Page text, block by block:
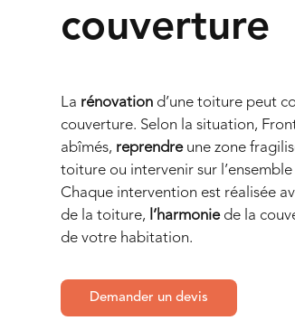
couverture
La rénovation d’une toiture peut
couverture. Selon la situation,
abîmés, reprendreune zone
toiture ou intervenir sur
Chaque intervention est réalisée
de la toiture, l’harmoniede la
de votre habitation.
Demander un devis